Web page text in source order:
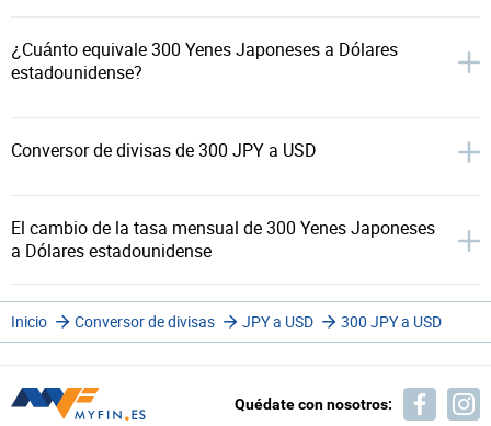
¿Cuánto equivale 300 Yenes Japoneses a Dólares
estadounidense?
Conversor de divisas de 300 JPY a USD
El cambio de la tasa mensual de 300 Yenes Japoneses
a Dólares estadounidense
Inicio Conversor de divisas JPY a USD 300 JPY a USD
Quédate con nosotros: